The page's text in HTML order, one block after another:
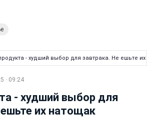
- худший выбор для завтрака. Не ешьте
· 09:24
- худший выбор для
их натощак